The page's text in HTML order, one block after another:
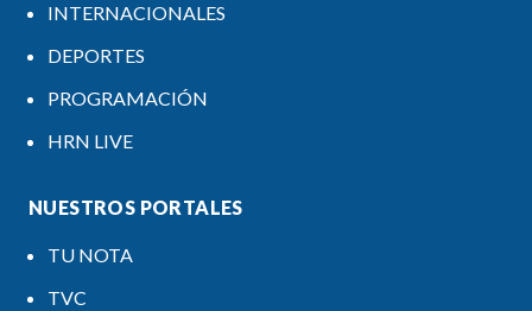
INTERNACIONALES
DEPORTES
PROGRAMACIÓN
HRN LIVE
NUESTROS PORTALES
TU NOTA
TVC